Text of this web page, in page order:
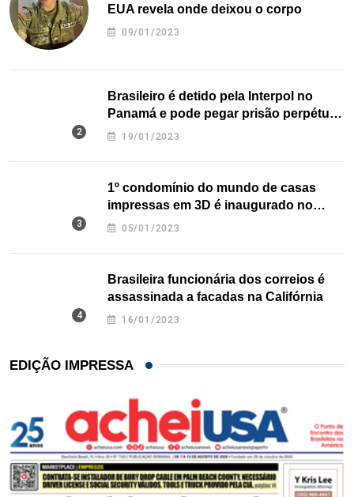
EUA revela onde deixou o corpo
09/01/2023
Brasileiro é detido pela Interpol no
Panamá e pode pegar prisão perpétua
nos EUA
19/01/2023
1º condomínio do mundo de casas
impressas em 3D é inaugurado no
Texas
05/01/2023
Brasileira funcionária dos correios é
assassinada a facadas na Califórnia
16/01/2023
EDIÇÃO IMPRESSA